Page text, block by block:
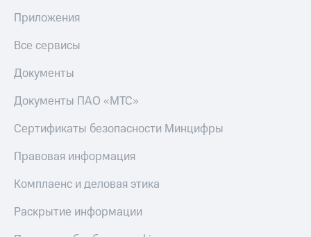
Приложения
Все сервисы
Документы
Документы ПАО «МТС»
Сертификаты безопасности Минцифры
Правовая информация
Комплаенс и деловая этика
Раскрытие информации